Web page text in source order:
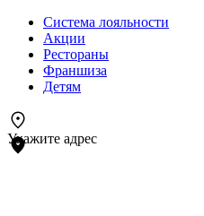
Система лояльности
Акции
Рестораны
Франшиза
Детям
Укажите адрес